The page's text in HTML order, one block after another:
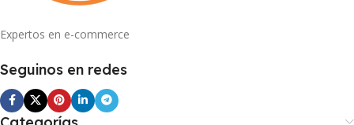
Expertos en e-commerce
Seguinos en redes